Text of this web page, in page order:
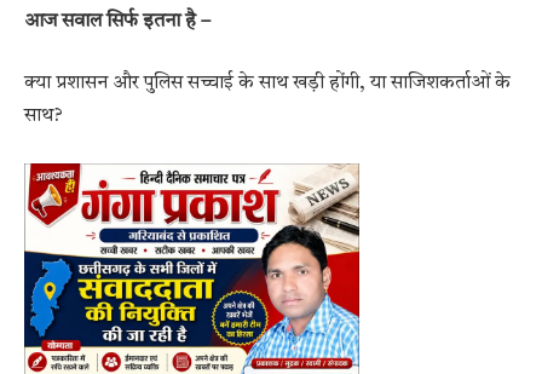
आज सवाल सिर्फ इतना है –
क्या प्रशासन और पुलिस सच्चाई के साथ खड़ी होंगी, या साजिशकर्ताओं के
साथ?